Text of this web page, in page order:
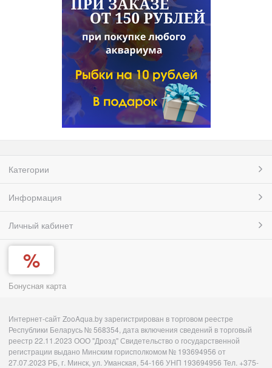
Категории
Информация
Личный кабинет
Бонусная карта
Интернет-сайт ZooAqua.by зарегистрирован в торговом реестре
Республики Беларусь № 568354, дата включения сведений в торговый
реестр 22.11.2023 ООО "Дрозд" Свидетельство о государственной
регистрации выдано Минским горисполкомом № 193694956 от
27.07.2023 РБ, г. Минск, ул. Уманская, 54-166 УНП 193694956 Тел. +375-